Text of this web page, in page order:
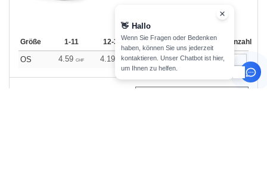
Größe 1-11 12-35 36 + Auf Lager Anzahl
OS 4.59 CHF 4.19 CHF 3.69 CHF 442
👋 Hallo
Wenn Sie Fragen oder Bedenken
haben, können Sie uns jederzeit
kontaktieren. Unser Chatbot ist hier,
um Ihnen zu helfen.